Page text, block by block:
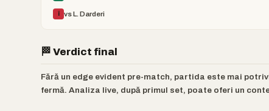
Î vs L. Darderi
🏁 Verdict final
Fără un edge evident pre-match, partida este mai
fermă. Analiza live, după primul set, poate oferi un